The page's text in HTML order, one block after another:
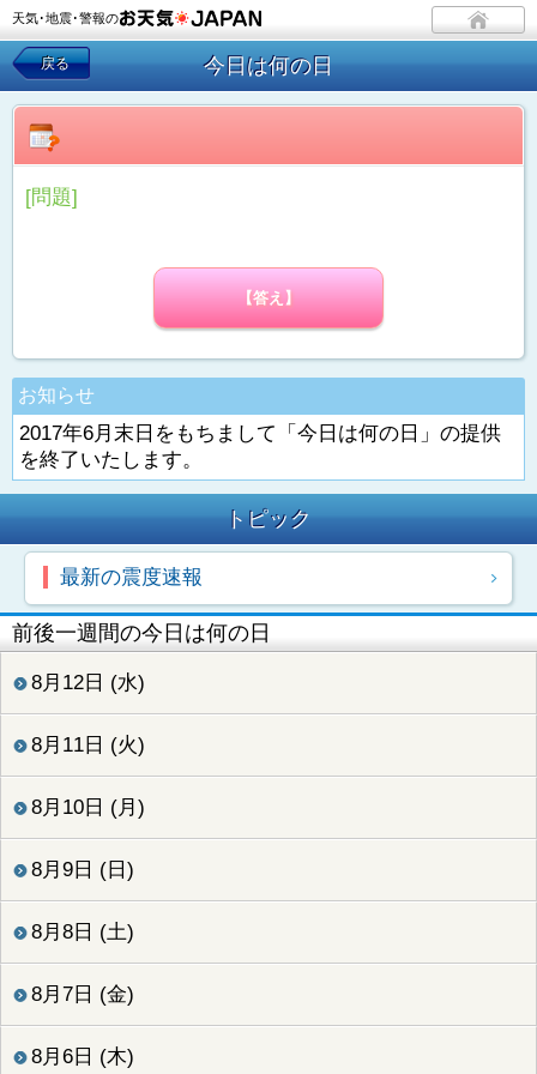
天気･地震･警報の
戻る 今日は何の日
[問題]
【答え】
お知らせ
2017年6月末日をもちまして「今日は何の日」の提供
を終了いたします。
トピック
最新の震度速報
前後一週間の今日は何の日
8月12日 (水)
8月11日 (火)
8月10日 (月)
8月9日 (日)
8月8日 (土)
8月7日 (金)
8月6日 (木)